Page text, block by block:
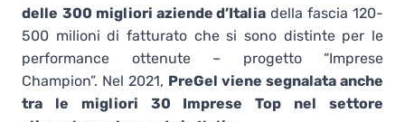
delle 300 migliori aziende d’Italia della fascia 120-
500 milioni di fatturato che si sono distinte per le
performance ottenute – progetto “Imprese
Champion”. Nel 2021, PreGel viene segnalata anche
tra le migliori 30 Imprese Top nel settore